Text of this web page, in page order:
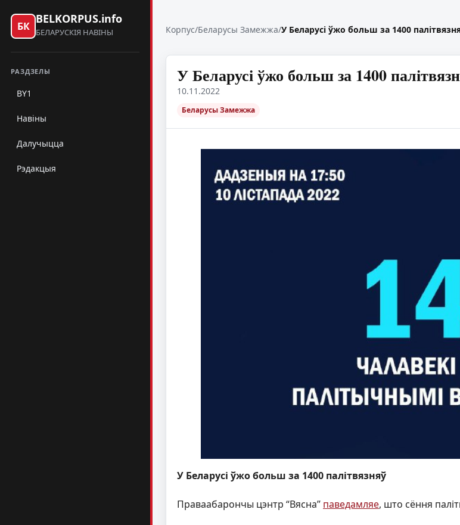
БК
BELKORPUS.info
БЕЛАРУСКІЯ НАВІНЫ
РАЗДЗЕЛЫ
BY1
Навіны
Далучыцца
Рэдакцыя
Корпус/Беларусы Замежжа/У Беларусі ўжо больш за 1400
У Беларусі ўжо больш за 1400
10.11.2022
Беларусы Замежжа
У Беларусі ўжо больш за 1400 палітвязняў
Праваабарончы цэнтр “Вясна” паведамляе, што сёння